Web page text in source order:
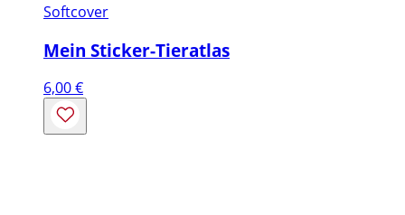
Softcover
Mein Sticker-Tieratlas
6,00€